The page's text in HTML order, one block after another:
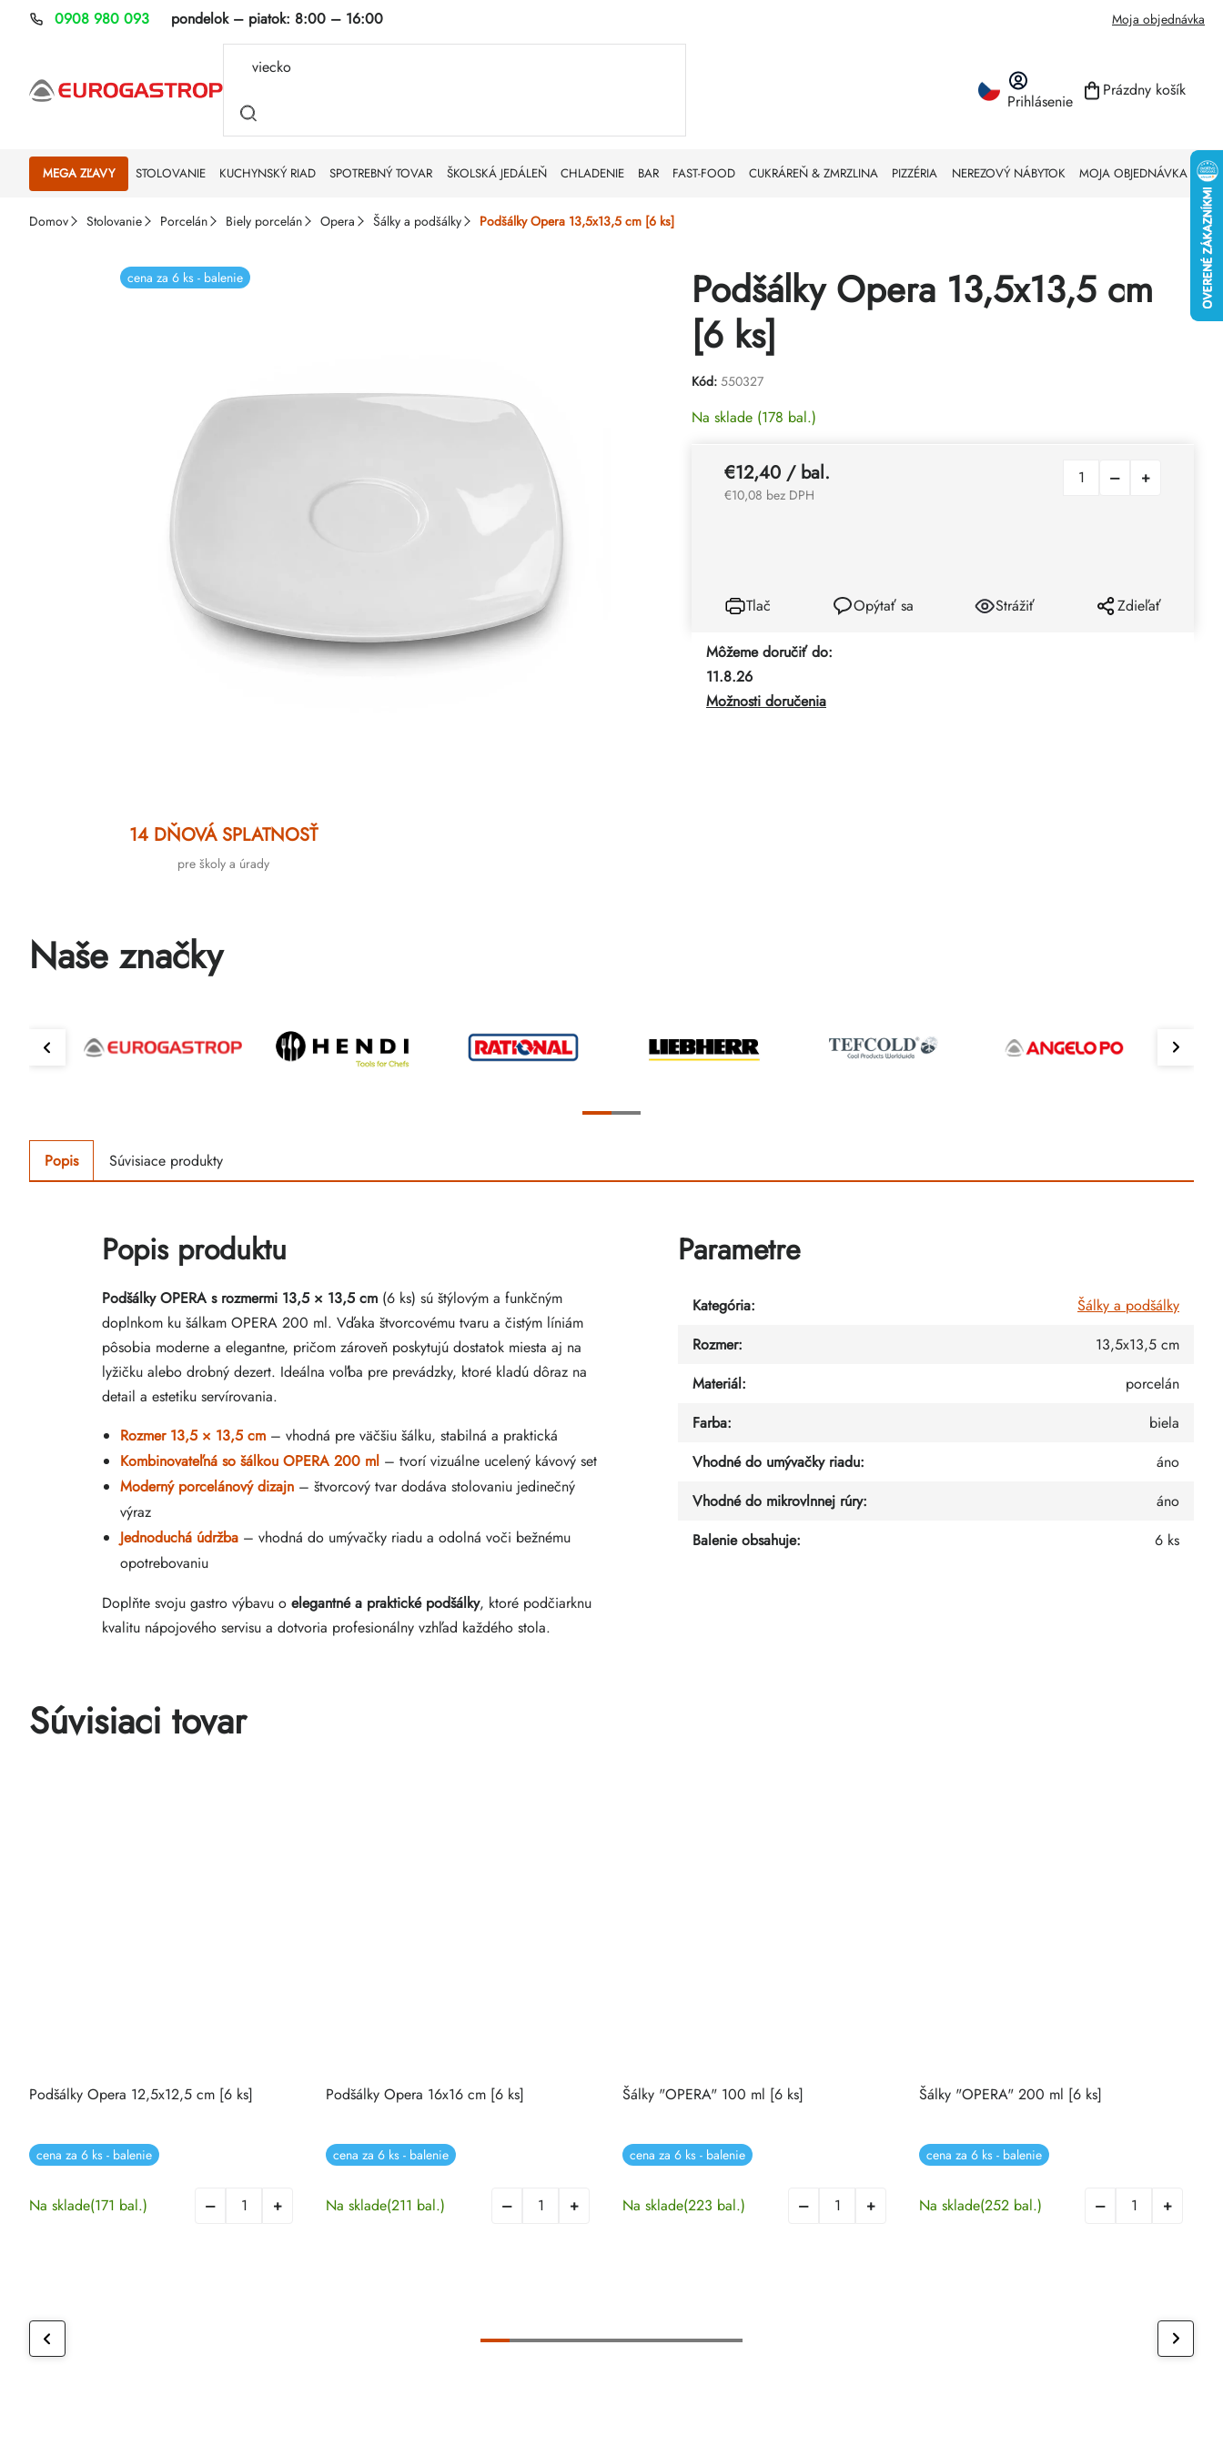
Prejsť
0908 980 093 pondelok – piatok: 8:00 – 16:00 Moja objednávka
Prihlásenie NÁKUPNÝ
Prázdny košík
MEGA ZĽAVY STOLOVANIE KUCHYNSKÝ RIAD SPOTREBNÝ TOVAR ŠKOLSKÁ JEDÁLEŇ CHLADENIE BAR FAST-FOOD CUKRÁREŇ & ZMRZLINA PIZZÉRIA NEREZOVÝ NÁBYTOK MOJA OBJEDNÁVKA
Domov Stolovanie Porcelán Biely porcelán Opera Šálky a podšálky Podšálky Opera 13,5x13,5 cm [6 ks]
cena za 6 ks - balenie
Podšálky Opera 13,5x13,5 cm
[6 ks]
Kód: 550327
Na sklade (178 bal.)
Môžeme doručiť do:
11.8.26
Možnosti doručenia
€12,40 / bal.
€10,08 bez DPH
Tlač Opýtať sa Strážiť Zdieľať
14 DŇOVÁ SPLATNOSŤ
pre školy a úrady
Naše značky
Popis Súvisiace produkty
Popis produktu
Podšálky OPERA s rozmermi 13,5 × 13,5 cm (6 ks) sú štýlovým a funkčným
doplnkom ku šálkam OPERA 200 ml. Vďaka štvorcovému tvaru a čistým líniám
pôsobia moderne a elegantne, pričom zároveň poskytujú dostatok miesta aj na
lyžičku alebo drobný dezert. Ideálna voľba pre prevádzky, ktoré kladú dôraz na
detail a estetiku servírovania.
Rozmer 13,5 × 13,5 cm – vhodná pre väčšiu šálku, stabilná a praktická
Kombinovateľná so šálkou OPERA 200 ml – tvorí vizuálne ucelený kávový set
Moderný porcelánový dizajn – štvorcový tvar dodáva stolovaniu jedinečný
výraz
Jednoduchá údržba – vhodná do umývačky riadu a odolná voči bežnému
opotrebovaniu
Doplňte svoju gastro výbavu o elegantné a praktické podšálky, ktoré podčiarknu
kvalitu nápojového servisu a dotvoria profesionálny vzhľad každého stola.
Parametre
Kategória:
Šálky a podšálky
Rozmer:
13,5x13,5 cm
Materiál:
porcelán
Farba:
biela
Vhodné do umývačky riadu:
áno
Vhodné do mikrovlnnej rúry:
áno
Balenie obsahuje: 6 ks
Súvisiaci tovar
Podšálky Opera 12,5x12,5 cm [6 ks]
cena za 6 ks - balenie
Na sklade(171 bal.)
Podšálky Opera 16x16 cm [6 ks]
cena za 6 ks - balenie
Na sklade(211 bal.)
Šálky "OPERA" 100 ml [6 ks]
cena za 6 ks - balenie
Na sklade(223 bal.)
Šálky "OPERA" 200 ml [6 ks]
cena za 6 ks - balenie
Na sklade(252 bal.)